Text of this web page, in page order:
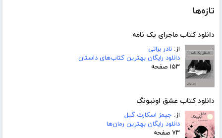
تازه‌ها
دانلود کتاب ماجرای یک نامه
از: نادر براتی
دانلود رایگان بهترین کتاب‌های داستان
۱۵۳ صفحه
دانلود کتاب عشق اونیونگ
از: جیمز اسکارث گیل
دانلود رایگان بهترین رمان‌ها
۷۳ صفحه